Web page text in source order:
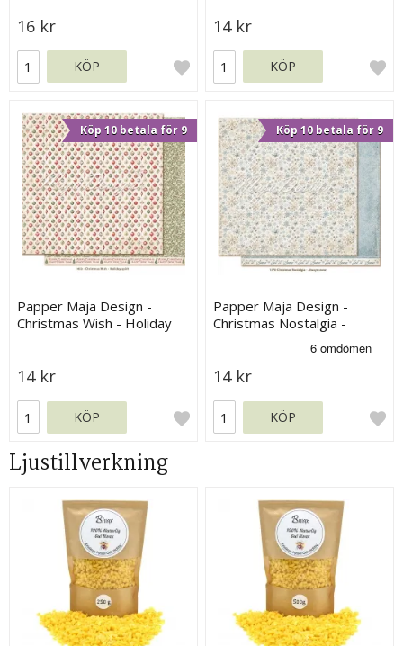
16 kr
KÖP
14 kr
KÖP
Köp 10 betala för 9
Papper Maja Design -
Christmas Wish - Holiday
14 kr
KÖP
Köp 10 betala för 9
Papper Maja Design -
Christmas Nostalgia -
14 kr
KÖP
Ljustillverkning